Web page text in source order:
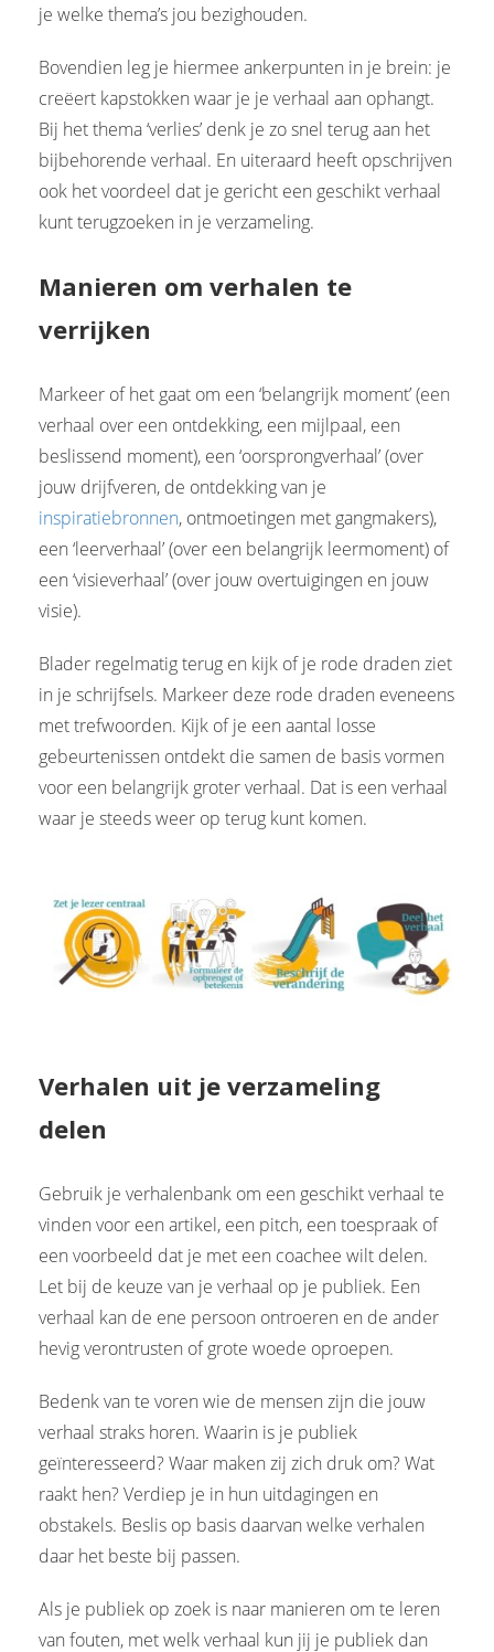
je welke thema’s jou bezighouden.
Bovendien leg je hiermee ankerpunten in je brein: je
creëert kapstokken waar je je verhaal aan ophangt.
Bij het thema ‘verlies’ denk je zo snel terug aan het
bijbehorende verhaal. En uiteraard heeft opschrijven
ook het voordeel dat je gericht een geschikt verhaal
kunt terugzoeken in je verzameling.
Manieren om verhalen te
verrijken
Markeer of het gaat om een ‘belangrijk moment’ (een
verhaal over een ontdekking, een mijlpaal, een
beslissend moment), een ‘oorsprongverhaal’ (over
jouw drijfveren, de ontdekking van je
inspiratiebronnen, ontmoetingen met gangmakers),
een ‘leerverhaal’ (over een belangrijk leermoment) of
een ‘visieverhaal’ (over jouw overtuigingen en jouw
visie).
Blader regelmatig terug en kijk of je rode draden ziet
in je schrijfsels. Markeer deze rode draden eveneens
met trefwoorden. Kijk of je een aantal losse
gebeurtenissen ontdekt die samen de basis vormen
voor een belangrijk groter verhaal. Dat is een verhaal
waar je steeds weer op terug kunt komen.
Verhalen uit je verzameling
delen
Gebruik je verhalenbank om een geschikt verhaal te
vinden voor een artikel, een pitch, een toespraak of
een voorbeeld dat je met een coachee wilt delen.
Let bij de keuze van je verhaal op je publiek. Een
verhaal kan de ene persoon ontroeren en de ander
hevig verontrusten of grote woede oproepen.
Bedenk van te voren wie de mensen zijn die jouw
verhaal straks horen. Waarin is je publiek
geïnteresseerd? Waar maken zij zich druk om? Wat
raakt hen? Verdiep je in hun uitdagingen en
obstakels. Beslis op basis daarvan welke verhalen
daar het beste bij passen.
Als je publiek op zoek is naar manieren om te leren
van fouten, met welk verhaal kun jij je publiek dan